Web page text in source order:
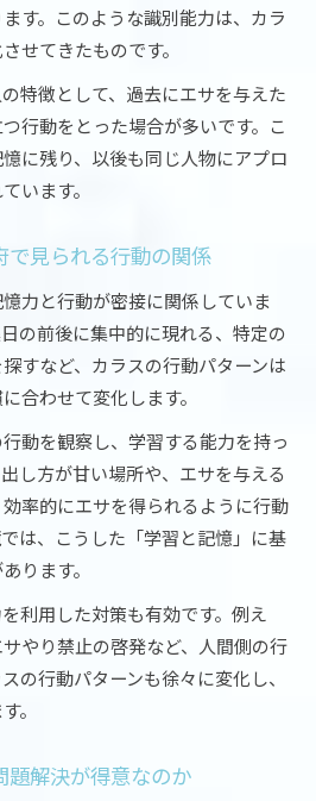
す。このような識別能力は、カラ
せてきたものです。
特徴として、過去にエサを与えた
行動をとった場合が多いです。こ
に残り、以後も同じ人物にアプロ
います。
で見られる行動の関係
力と行動が密接に関係していま
の前後に集中的に現れる、特定の
すなど、カラスの行動パターンは
合わせて変化します。
動を観察し、学習する能力を持っ
し方が甘い場所や、エサを与える
率的にエサを得られるように行動
は、こうした「学習と記憶」に基
ります。
利用した対策も有効です。例え
やり禁止の啓発など、人間側の行
の行動パターンも徐々に変化し、
。
題解決が得意なのか